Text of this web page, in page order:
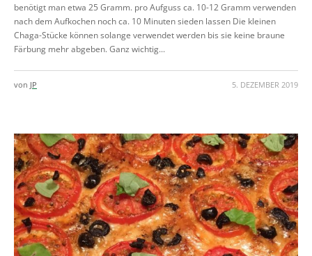
benötigt man etwa 25 Gramm. pro Aufguss ca. 10-12 Gramm verwenden
nach dem Aufkochen noch ca. 10 Minuten sieden lassen Die kleinen
Chaga-Stücke können solange verwendet werden bis sie keine braune
Färbung mehr abgeben. Ganz wichtig...
5. DEZEMBER 2019
von JP